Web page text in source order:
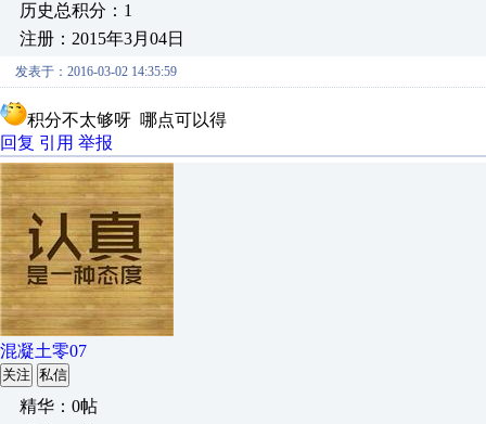
历史总积分：1
注册：2015年3月04日
发表于：2016-03-02 14:35:59
积分不太够呀 哪点可以得
回复 引用 举报
混凝土零07
关注 私信
精华：0帖